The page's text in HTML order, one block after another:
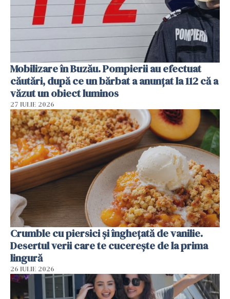
Mobilizare în Buzău. Pompierii au efectuat
căutări, după ce un bărbat a anunțat la 112 că a
văzut un obiect luminos
27 IULIE 2026
Crumble cu piersici și înghețată de vanilie.
Desertul verii care te cucerește de la prima
lingură
26 IULIE 2026